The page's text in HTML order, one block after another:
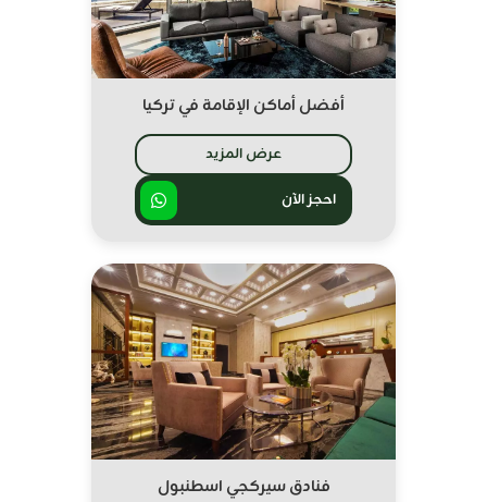
أفضل أماكن الإقامة في تركيا
عرض المزيد
احجز الآن
فنادق سيركجي اسطنبول